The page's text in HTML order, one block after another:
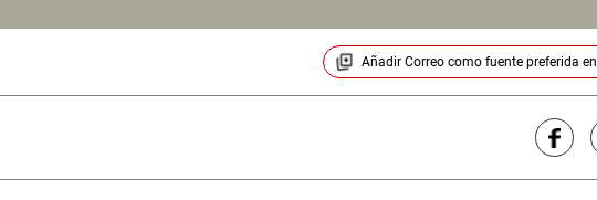
Añadir Correocomo fuente preferida en